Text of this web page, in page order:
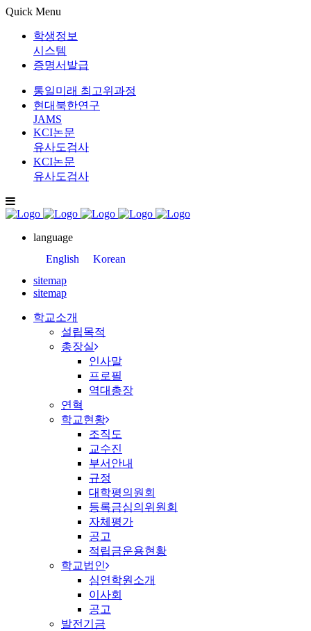
Quick Menu
학생정보
시스템
증명서발급
통일미래 최고위과정
현대북한연구
JAMS
KCI논문
유사도검사
KCI논문
유사도검사
language
English
Korean
sitemap
sitemap
학교소개
설립목적
총장실
인사말
프로필
역대총장
연혁
학교현황
조직도
교수진
부서안내
규정
대학평의원회
등록금심의위원회
자체평가
공고
적립금운용현황
학교법인
심연학원소개
이사회
공고
발전기금